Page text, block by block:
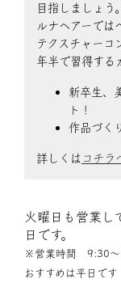
目指しましょう。
ルナヘアーでは
テクスチャーコ
年半で習得する
新卒生、
ト！
作品づく
詳しくは コチラ
火曜日も営業し
日です。
※営業時間 9:30〜
おすすめは平日です